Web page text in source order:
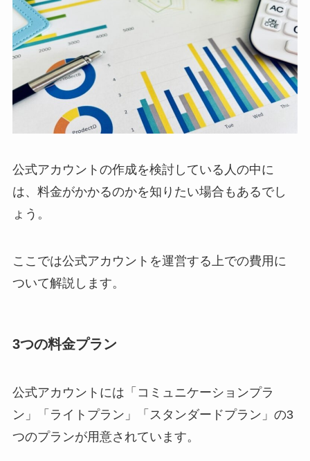
公式アカウントの作成を検討している人の中に
は、料金がかかるのかを知りたい場合もあるでし
ょう。
ここでは公式アカウントを運営する上での費用に
ついて解説します。
3つの料金プラン
公式アカウントには「コミュニケーションプラ
ン」「ライトプラン」「スタンダードプラン」の3
つのプランが用意されています。